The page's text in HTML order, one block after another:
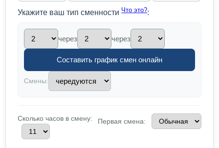
Укажите ваш тип сменностиЧто это?:
через через
Смены:
Сколько часов в смену: Первая смена: